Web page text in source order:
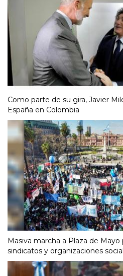
Como parte de su gira, Javier
España en Colombia
Masiva marcha a Plaza de Mayo
sindicatos y organizaciones